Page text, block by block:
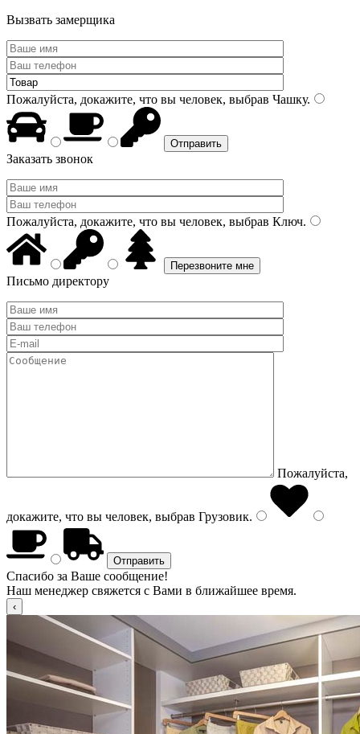
Вызвать замерщика
Пожалуйста, докажите, что вы человек, выбрав Чашку.
Заказать звонок
Пожалуйста, докажите, что вы человек, выбрав Ключ.
Письмо директору
Пожалуйста,
докажите, что вы человек, выбрав Грузовик.
Спасибо за Ваше сообщение!
Наш менеджер свяжется с Вами в ближайшее время.